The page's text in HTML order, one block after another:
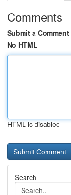
Comments
Submit a Comment
No HTML
HTML is disabled
Search